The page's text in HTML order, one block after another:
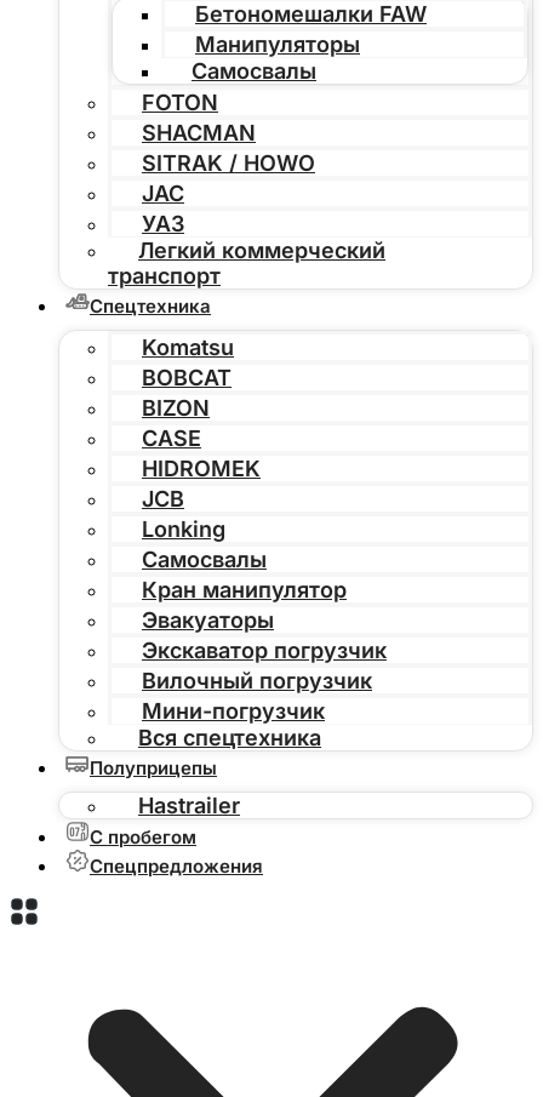
Бетономешалки FAW
Манипуляторы
Самосвалы
FOTON
SHACMAN
SITRAK / HOWO
JAC
УАЗ
Легкий коммерческий
транспорт
Спецтехника
Komatsu
BOBCAT
BIZON
CASE
HIDROMEK
JCB
Lonking
Самосвалы
Кран манипулятор
Эвакуаторы
Экскаватор погрузчик
Вилочный погрузчик
Мини-погрузчик
Вся спецтехника
Полуприцепы
Hastrailer
С пробегом
Спецпредложения